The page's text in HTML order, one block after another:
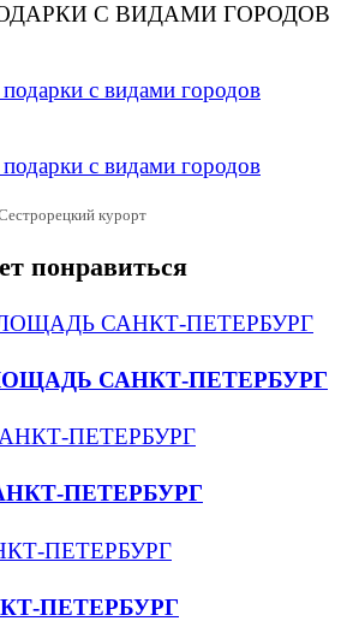
С ВИДАМИ ГОРОДОВ
курорт
понравиться
САНКТ-ПЕТЕРБУРГ
ПЕТЕРБУРГ
ПЕТЕРБУРГ